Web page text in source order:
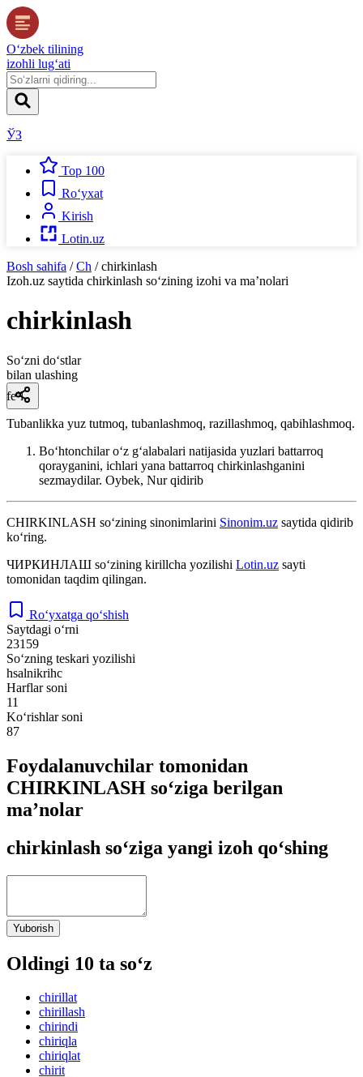
O‘zbek tilining
izohli lug‘ati
ЎЗ
Top 100
Ro‘yxat
Kirish
Lotin.uz
Bosh sahifa / Ch / chirkinlash
Izoh.uz saytida chirkinlash so‘zining izohi va ma’nolari
chirkinlash
So‘zni do‘stlar
bilan ulashing
fe’l
Tubanlikka yuz tutmoq, tubanlashmoq, razillashmoq, qabihlashmoq.
Boʻhtonchilar oʻz gʻalabalari natijasida yuzlari battarroq
qorayganini, ichlari yana battarroq chirkinlashganini
sezmaydilar. Oybek, Nur qidirib
CHIRKINLASH so‘zining sinonimlarini Sinonim.uz saytida qidirib
ko‘ring.
ЧИРКИНЛАШ so‘zining kirillcha yozilishi Lotin.uz sayti
tomonidan taqdim qilingan.
Ro‘yxatga qo‘shish
Saytdagi o‘rni
23159
So‘zning teskari yozilishi
hsalnikrihc
Harflar soni
11
Ko‘rishlar soni
87
Foydalanuvchilar tomonidan
CHIRKINLASH so‘ziga berilgan
ma’nolar
chirkinlash so‘ziga yangi izoh qo‘shing
Yuborish
Oldingi 10 ta so‘z
chirillat
chirillash
chirindi
chiriqla
chiriqlat
chirit